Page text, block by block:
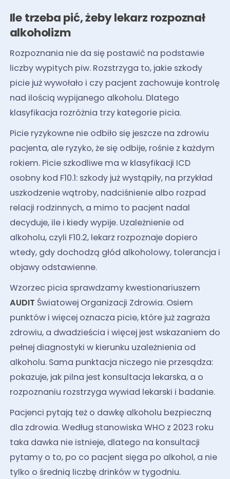
Ile trzeba pić, żeby lekarz rozpoznał
alkoholizm
Rozpoznania nie da się postawić na podstawie
liczby wypitych piw. Rozstrzyga to, jakie szkody
picie już wywołało i czy pacjent zachowuje kontrolę
nad ilością wypijanego alkoholu. Dlatego
klasyfikacja rozróżnia trzy kategorie picia.
Picie ryzykowne nie odbiło się jeszcze na zdrowiu
pacjenta, ale ryzyko, że się odbije, rośnie z każdym
rokiem. Picie szkodliwe ma w klasyfikacji ICD
osobny kod F10.1: szkody już wystąpiły, na przykład
uszkodzenie wątroby, nadciśnienie albo rozpad
relacji rodzinnych, a mimo to pacjent nadal
decyduje, ile i kiedy wypije. Uzależnienie od
alkoholu, czyli F10.2, lekarz rozpoznaje dopiero
wtedy, gdy dochodzą głód alkoholowy, tolerancja i
objawy odstawienne.
Wzorzec picia sprawdzamy kwestionariuszem
AUDIT Światowej Organizacji Zdrowia. Osiem
punktów i więcej oznacza picie, które już zagraża
zdrowiu, a dwadzieścia i więcej jest wskazaniem do
pełnej diagnostyki w kierunku uzależnienia od
alkoholu. Sama punktacja niczego nie przesądza:
pokazuje, jak pilna jest konsultacja lekarska, a o
rozpoznaniu rozstrzyga wywiad lekarski i badanie.
Pacjenci pytają też o dawkę alkoholu bezpieczną
dla zdrowia. Według stanowiska WHO z 2023 roku
taka dawka nie istnieje, dlatego na konsultacji
pytamy o to, po co pacjent sięga po alkohol, a nie
tylko o średnią liczbę drinków w tygodniu.